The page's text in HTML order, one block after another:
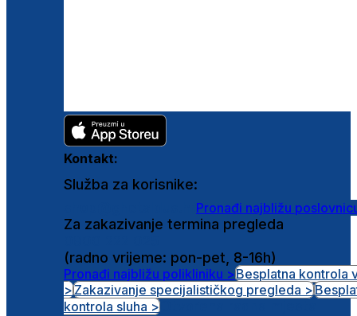
Kontakt:
Služba za korisnike:
Pronađi najbližu
Za zakazivanje termina pregleda
(radno vrijeme: pon-pet, 8-16h)
Pronađi najbližu polikliniku >Besplatna kontrola
>Zakazivanje specijalističkog pregleda >
kontrola sluha >